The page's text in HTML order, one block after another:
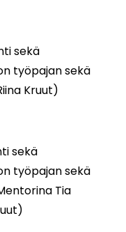
sekä
työpajan sekä
Kruut)
sekä
työpajan sekä
Tia